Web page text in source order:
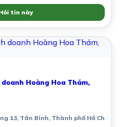
tin này
Hoàng Hoa Thám,
13, Tân Bình, Thành phố Hồ Chí Minh,